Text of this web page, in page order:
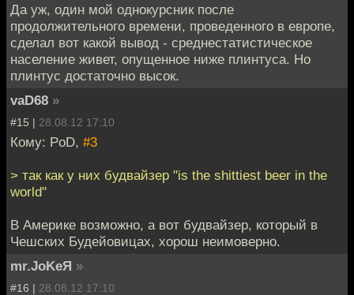
Да уж, один мой однокурсник после
продолжительного времени, проведенного в европе,
сделал вот какой вывод - среднестатистическое
население живет, опущенное ниже плинтуса. Но
плинтус достаточно высок.
vaD68 »
#15 | 28.08.12 17:10
Кому: PoD, #3
> так как у них будвайзер "is the shittiest beer in the
world"
В Америке возможно, а вот будвайзер, который в
Чешских Будейовицах, хорош неимоверно.
mr.JoKeЯ »
#16 | 28.08.12 17:10